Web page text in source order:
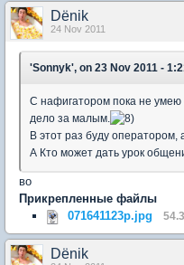
Dёnik
24 Nov 2011
'Sonnyk', on 23 Nov 2011 -
С нафигатором пока не умею
дело за малым.
В этот раз буду
А Кто может дать урок
во
Прикрепленные файлы
071641123p.jpg
Dёnik